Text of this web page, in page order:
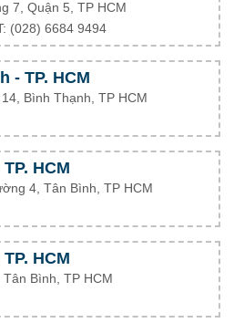
7, Quận 5, TP HCM
(028) 6684 9494
- TP. HCM
Bình Thạnh, TP HCM
HCM
4, Tân Bình, TP HCM
HCM
Bình, TP HCM